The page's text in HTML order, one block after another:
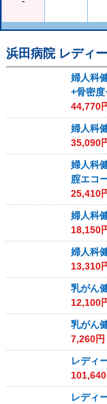
浜田病院 レディ
婦人科
+骨密
44,770
婦人科
35,090
婦人科
腟エコ
25,410
婦人科
18,150
婦人科
13,310
乳がん
12,100
乳がん
7,260円
レディ
101,640
レディ